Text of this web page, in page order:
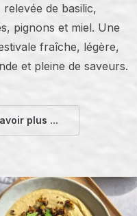
de basilic,
pignons et miel. Une
fraîche, légère,
et pleine de saveurs.
plus ...